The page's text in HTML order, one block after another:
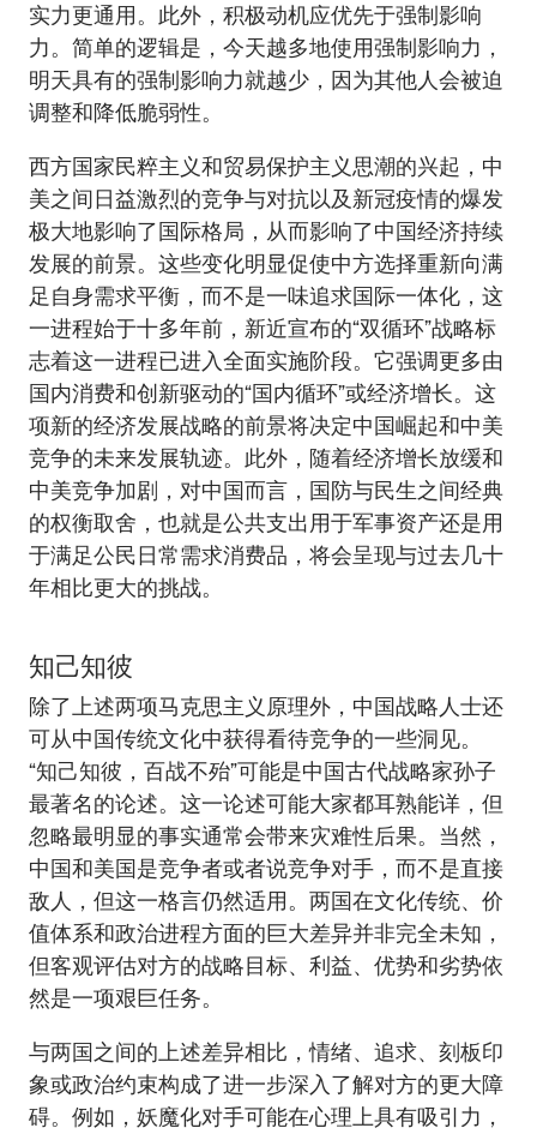
实力更通用。此外，积极动机应优先于强制影响
力。简单的逻辑是，今天越多地使用强制影响力，
明天具有的强制影响力就越少，因为其他人会被迫
调整和降低脆弱性。
西方国家民粹主义和贸易保护主义思潮的兴起，中
美之间日益激烈的竞争与对抗以及新冠疫情的爆发
极大地影响了国际格局，从而影响了中国经济持续
发展的前景。这些变化明显促使中方选择重新向满
足自身需求平衡，而不是一味追求国际一体化，这
一进程始于十多年前，新近宣布的“双循环”战略标
志着这一进程已进入全面实施阶段。它强调更多由
国内消费和创新驱动的“国内循环”或经济增长。这
项新的经济发展战略的前景将决定中国崛起和中美
竞争的未来发展轨迹。此外，随着经济增长放缓和
中美竞争加剧，对中国而言，国防与民生之间经典
的权衡取舍，也就是公共支出用于军事资产还是用
于满足公民日常需求消费品，将会呈现与过去几十
年相比更大的挑战。
知己知彼
除了上述两项马克思主义原理外，中国战略人士还
可从中国传统文化中获得看待竞争的一些洞见。
“知己知彼，百战不殆”可能是中国古代战略家孙子
最著名的论述。这一论述可能大家都耳熟能详，但
忽略最明显的事实通常会带来灾难性后果。当然，
中国和美国是竞争者或者说竞争对手，而不是直接
敌人，但这一格言仍然适用。两国在文化传统、价
值体系和政治进程方面的巨大差异并非完全未知，
但客观评估对方的战略目标、利益、优势和劣势依
然是一项艰巨任务。
与两国之间的上述差异相比，情绪、追求、刻板印
象或政治约束构成了进一步深入了解对方的更大障
碍。例如，妖魔化对手可能在心理上具有吸引力，